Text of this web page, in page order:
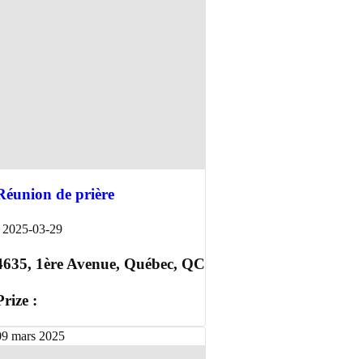
de prière
2025-03-29
1ère Avenue, Québec, QC
:
mars 2025